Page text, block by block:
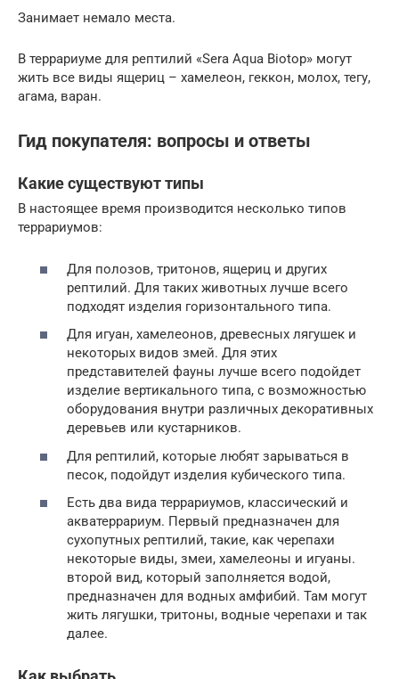
Занимает немало места.
В террариуме для рептилий «Sera Aqua Biotop» могут
жить все виды ящериц – хамелеон, геккон, молох, тегу,
агама, варан.
Гид покупателя: вопросы и ответы
Какие существуют типы
В настоящее время производится несколько типов
террариумов:
Для полозов, тритонов, ящериц и других
рептилий. Для таких животных лучше всего
подходят изделия горизонтального типа.
Для игуан, хамелеонов, древесных лягушек и
некоторых видов змей. Для этих
представителей фауны лучше всего подойдет
изделие вертикального типа, с возможностью
оборудования внутри различных декоративных
деревьев или кустарников.
Для рептилий, которые любят зарываться в
песок, подойдут изделия кубического типа.
Есть два вида террариумов, классический и
акватеррариум. Первый предназначен для
сухопутных рептилий, такие, как черепахи
некоторые виды, змеи, хамелеоны и игуаны.
второй вид, который заполняется водой,
предназначен для водных амфибий. Там могут
жить лягушки, тритоны, водные черепахи и так
далее.